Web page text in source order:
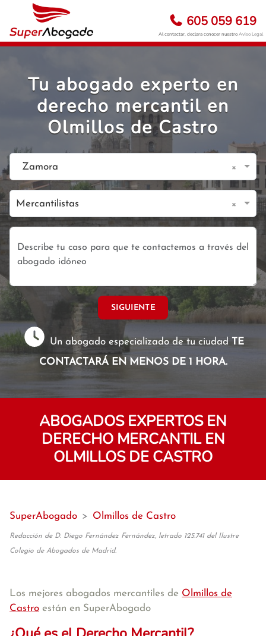
605 059 619
Al contactar, declara conocer nuestroAviso Legal
Tu abogado experto en
derecho mercantil en
Olmillos de Castro
Zamora ×
Mercantilistas ×
SIGUIENTE
Un abogado especializado de tu ciudadTE
CONTACTARÁ EN MENOS DE 1 HORA.
ABOGADOS EXPERTOS EN
DERECHO MERCANTIL EN
OLMILLOS DE CASTRO
SuperAbogado > Olmillos de Castro
Redacción de D. Diego Fernández Fernández, letrado 125.741 del Ilustre
Colegio de Abogados de Madrid.
Los mejores abogados mercantiles de Olmillos de
Castro están en SuperAbogado